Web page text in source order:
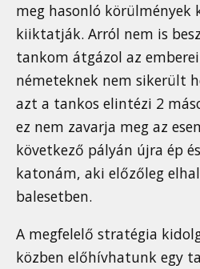
meg hasonló
kiiktatják. Arról nem is
tankom átgázol az
németeknek nem sikerült
azt a tankos elintézi 2
ez nem zavarja meg az
következő pályán újra ép
katonám, aki előzőleg
balesetben.
A megfelelő stratégia
közben előhívhatunk egy